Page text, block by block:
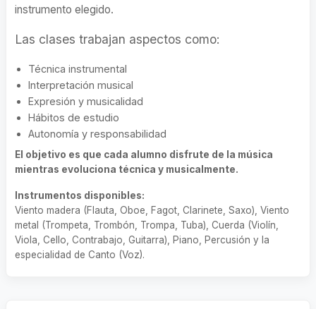
instrumento elegido.
Las clases trabajan aspectos como:
Técnica instrumental
Interpretación musical
Expresión y musicalidad
Hábitos de estudio
Autonomía y responsabilidad
El objetivo es que cada alumno disfrute de la música
mientras evoluciona técnica y musicalmente.
Instrumentos disponibles:
Viento madera (Flauta, Oboe, Fagot, Clarinete, Saxo), Viento
metal (Trompeta, Trombón, Trompa, Tuba), Cuerda (Violín,
Viola, Cello, Contrabajo, Guitarra), Piano, Percusión y la
especialidad de Canto (Voz).